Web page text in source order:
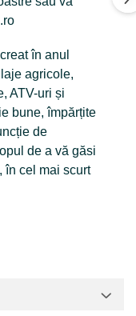
în anul
agricole,
ATV-uri și
bune, împărțite
de
de a vă găsi
în cel mai scurt